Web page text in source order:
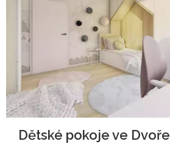
Dětské pokoje ve Dvoře